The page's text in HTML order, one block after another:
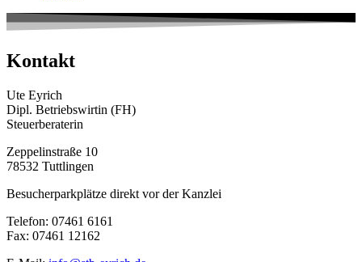
Kontakt
Ute Eyrich
Dipl. Betriebswirtin (FH)
Steuerberaterin
Zeppelinstraße 10
78532 Tuttlingen
Besucherparkplätze direkt vor der Kanzlei
Telefon: 07461 6161
Fax: 07461 12162